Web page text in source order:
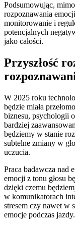
Podsumowując,⁢
rozpoznawania
monitorowanie i
potencjalnych
jako całości.
Przyszłość
W 2025 roku
będzie miała
biznesu, psychologii
bardziej
będziemy w stanie
subtelne⁤ zmiany w
uczucia.
Praca badawcza⁣ nad
⁤emocji z​ tonu głosu
dzięki czemu
w komunikatorach
stresem czy nawet w
emocje podczas jazdy.